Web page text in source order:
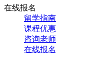
在线报名
留学指南
课程优惠
咨询老师
在线报名